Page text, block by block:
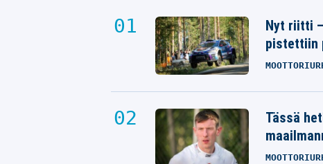
Nyt riitti
pistettiin
Tässä